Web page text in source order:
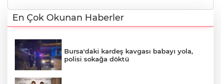
En Çok Okunan Haberler
Bursa'daki kardeş kavgası babayı yola,
polisi sokağa döktü